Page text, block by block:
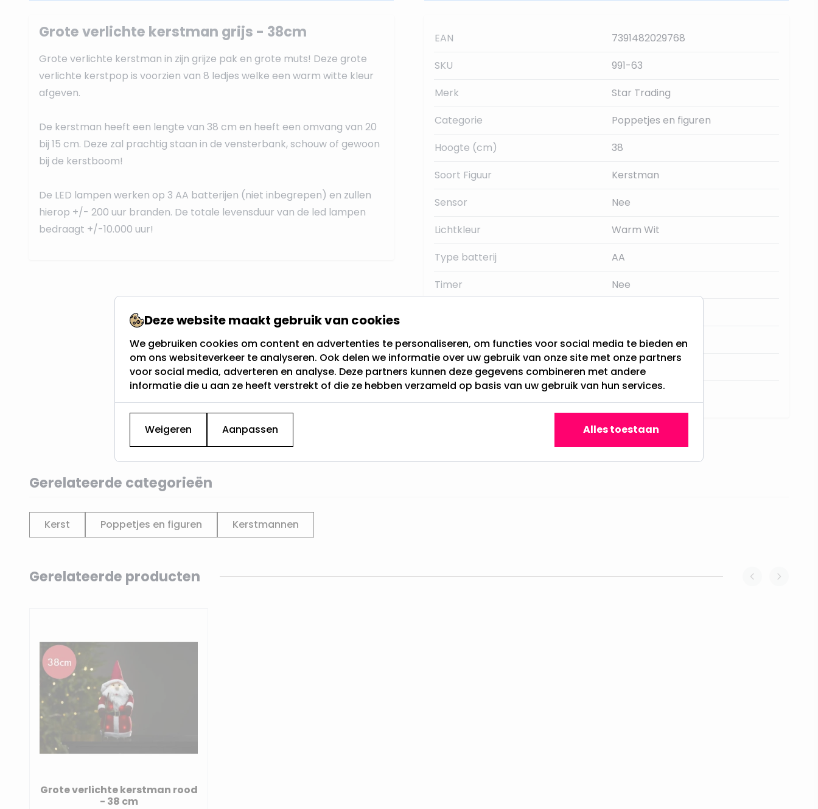
Grote verlichte kerstman grijs - 38cm
Grote verlichte kerstman in zijn grijze pak en grote muts! Deze grote
verlichte kerstpop is voorzien van 8 ledjes welke een warm witte kleur
afgeven.
De kerstman heeft een lengte van 38 cm en heeft een omvang van 20
bij 15 cm. Deze zal prachtig staan in de vensterbank, schouw of gewoon
bij de kerstboom!
De LED lampen werken op 3 AA batterijen (niet inbegrepen) en zullen
hierop +/- 200 uur branden. De totale levensduur van de led lampen
bedraagt +/-10.000 uur!
EAN
7391482029768
SKU
991-63
Merk
Star Trading
Categorie
Poppetjes en figuren
Hoogte (cm)
38
Soort Figuur
Kerstman
Sensor
Nee
Lichtkleur
Warm Wit
Type batterij
AA
Timer
Nee
Energieverbruik
A
gemiddelde levensduur (uren)
10000
Wattage
Gerelateerde categorieën
Kerst Poppetjes en figuren Kerstmannen
Navigating through the elements of the carousel is possible using the tab key. You can skip the carousel or go straight to carousel navigation using the skip links.
Press to skip carousel
Gerelateerde producten
Grote verlichte kerstman rood
- 38 cm
Deze website maakt gebruik van cookies
We gebruiken cookies om content en advertenties te personaliseren, om functies voor social media te bieden en
om ons websiteverkeer te analyseren. Ook delen we informatie over uw gebruik van onze site met onze partners
voor social media, adverteren en analyse. Deze partners kunnen deze gegevens combineren met andere
informatie die u aan ze heeft verstrekt of die ze hebben verzameld op basis van uw gebruik van hun services.
Weigeren Aanpassen Alles toestaan